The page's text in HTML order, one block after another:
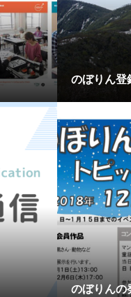
のぼりん
のぼりんの